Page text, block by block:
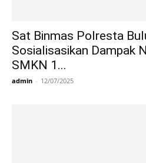
Sat Binmas Polresta
Sosialisasikan Dampak
SMKN 1...
admin - 12/07/2025